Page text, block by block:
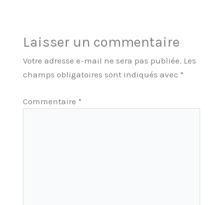
Laisser un commentaire
Votre adresse e-mail ne sera pas publiée. Les
champs obligatoires sont indiqués avec *
Commentaire *